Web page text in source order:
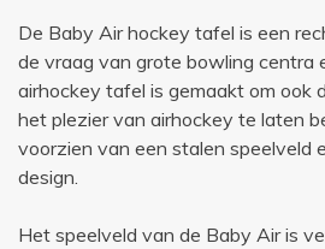
De Baby Air hockey tafel is een
de vraag van grote bowling centra
airhockey tafel is gemaakt om ook
het plezier van airhockey te laten
voorzien van een stalen speelveld
design.
Het speelveld van de Baby Air is